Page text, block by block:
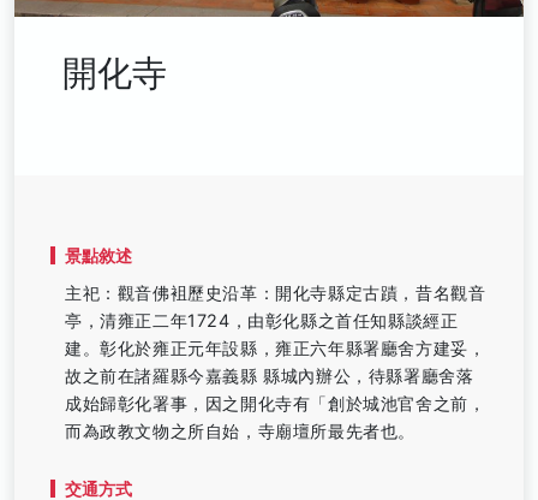
開化寺
景點敘述
主祀：觀音佛袓歷史沿革：開化寺縣定古蹟，昔名觀音
亭，清雍正二年1724，由彰化縣之首任知縣談經正
建。彰化於雍正元年設縣，雍正六年縣署廳舍方建妥，
故之前在諸羅縣今嘉義縣 縣城內辦公，待縣署廳舍落
成始歸彰化署事，因之開化寺有「創於城池官舍之前，
而為政教文物之所自始，寺廟壇所最先者也。
交通方式